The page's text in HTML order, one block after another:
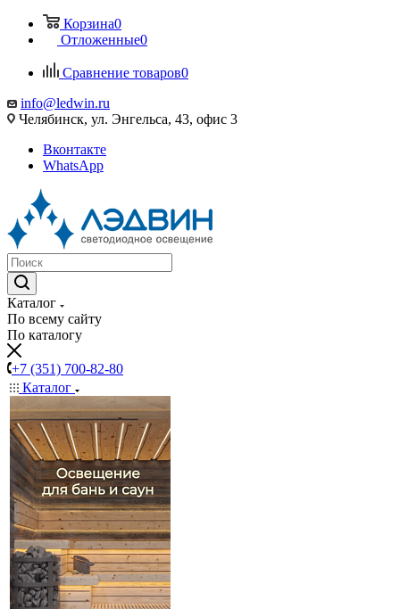
Корзина0
Отложенные0
Сравнение товаров0
info@ledwin.ru
Челябинск, ул. Энгельса, 43, офис 3
Вконтакте
WhatsApp
Каталог
По всему сайту
По каталогу
+7 (351) 700-82-80
Каталог